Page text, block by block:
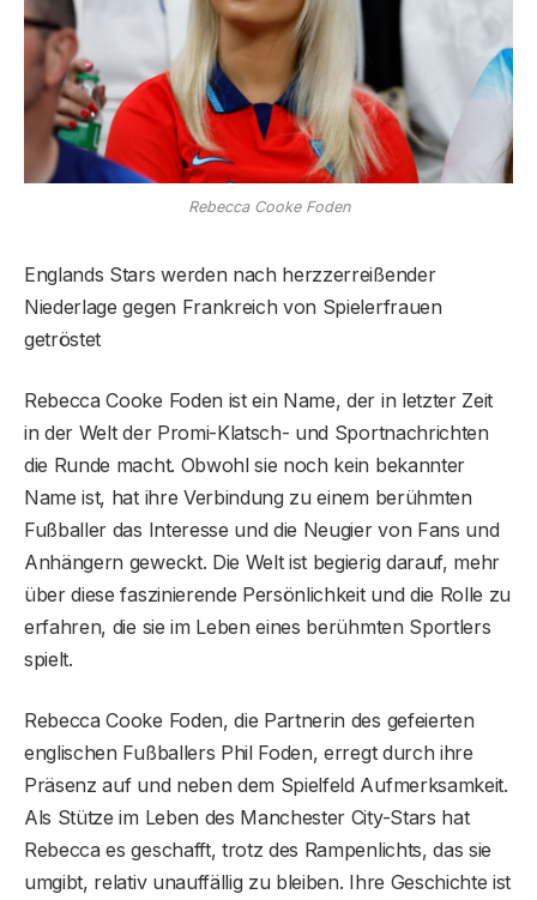
Rebecca Cooke Foden
Englands Stars werden nach herzzerreißender
Niederlage gegen Frankreich von Spielerfrauen
getröstet
Rebecca Cooke Foden ist ein Name, der in letzter Zeit
in der Welt der Promi-Klatsch- und Sportnachrichten
die Runde macht. Obwohl sie noch kein bekannter
Name ist, hat ihre Verbindung zu einem berühmten
Fußballer das Interesse und die Neugier von Fans und
Anhängern geweckt. Die Welt ist begierig darauf, mehr
über diese faszinierende Persönlichkeit und die Rolle zu
erfahren, die sie im Leben eines berühmten Sportlers
spielt.
Rebecca Cooke Foden, die Partnerin des gefeierten
englischen Fußballers Phil Foden, erregt durch ihre
Präsenz auf und neben dem Spielfeld Aufmerksamkeit.
Als Stütze im Leben des Manchester City-Stars hat
Rebecca es geschafft, trotz des Rampenlichts, das sie
umgibt, relativ unauffällig zu bleiben. Ihre Geschichte ist